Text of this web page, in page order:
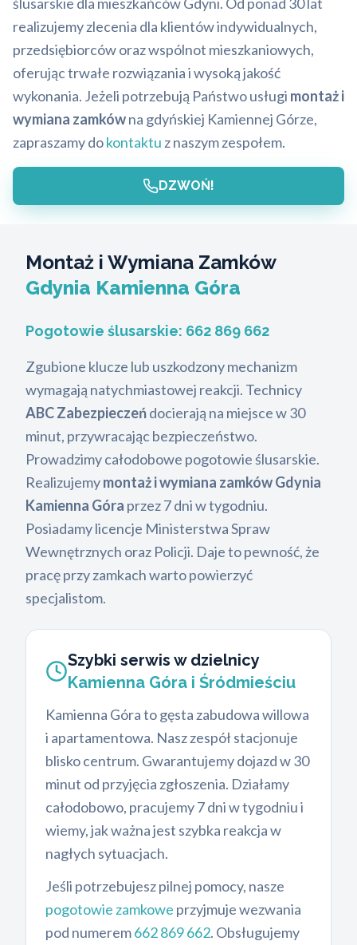
realizujemy zlecenia dla klientów indywidualnych,
przedsiębiorców oraz wspólnot mieszkaniowych,
oferując trwałe rozwiązania i wysoką jakość
wykonania. Jeżeli potrzebują Państwo usługi montaż i
wymiana zamkówna gdyńskiej Kamiennej Górze,
zapraszamy dokontaktu z naszym zespołem.
DZWOŃ!
Montaż i Wymiana Zamków
Gdynia Kamienna Góra
Pogotowie ślusarskie: 662 869 662
Zgubione klucze lub uszkodzony mechanizm
wymagają natychmiastowej reakcji. Technicy
ABC Zabezpieczeńdocierają na miejsce w 30
minut, przywracając bezpieczeństwo.
Prowadzimy całodobowe pogotowie ślusarskie.
Realizujemymontaż i wymiana zamków Gdynia
Kamienna Góra przez 7 dni w tygodniu.
Posiadamy licencje Ministerstwa Spraw
Wewnętrznych oraz Policji. Daje to pewność, że
pracę przy zamkach warto powierzyć
specjalistom.
Szybki serwis w dzielnicy
Kamienna Góra i Śródmieściu
Kamienna Góra to gęsta zabudowa willowa
i apartamentowa. Nasz zespół stacjonuje
blisko centrum. Gwarantujemy dojazd w 30
minut od przyjęcia zgłoszenia. Działamy
całodobowo, pracujemy 7 dni w tygodniu i
wiemy, jak ważna jest szybka reakcja w
nagłych sytuacjach.
Jeśli potrzebujesz pilnej pomocy, nasze
pogotowie zamkowe przyjmuje wezwania
pod numerem662 869 662. Obsługujemy